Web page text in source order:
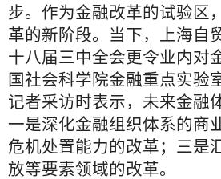
步。作为金融改革的试验区
革的新阶段。当下，上海自
十八届三中全会更令业内对
国社会科学院金融重点实验
记者采访时表示，未来金融
一是深化金融组织体系的商
危机处置能力的改革；三是
放等要素领域的改革。